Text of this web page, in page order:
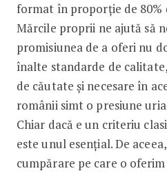
format în proporție de 80%
Mărcile proprii ne ajută să
promisiunea de a oferi nu
înalte standarde de
de căutate și necesare în
românii simt o presiune
Chiar dacă e un criteriu
este unul esențial. De
cumpărare pe care o